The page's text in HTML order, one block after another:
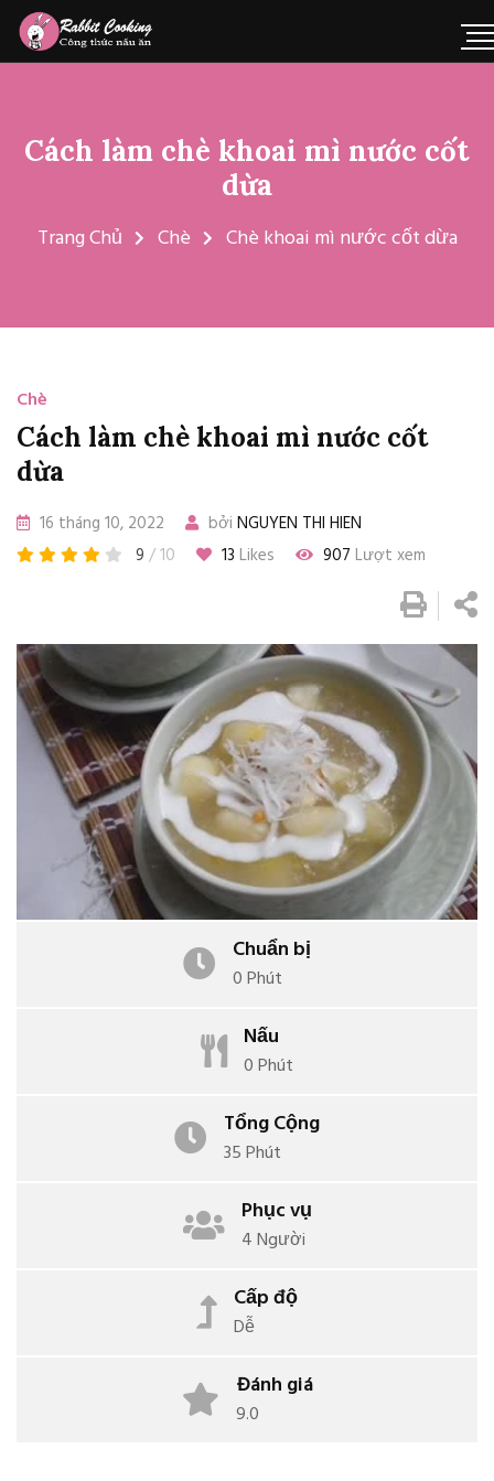
Cách làm chè khoai mì nước cốt
dừa
Trang Chủ Chè Chè khoai mì nước cốt dừa
Chè
Cách làm chè khoai mì nước cốt
dừa
16 tháng 10, 2022 bởi NGUYEN THI HIEN
9 / 10 13 Likes 907 Lượt xem
Chuẩn bị
0 Phút
Nấu
0 Phút
Tổng Cộng
35 Phút
Phục vụ
4 Người
Cấp độ
Dễ
Đánh giá
9.0